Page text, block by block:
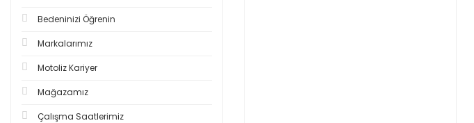
Bedeninizi Öğrenin
Markalarımız
Motoliz Kariyer
Mağazamız
Çalışma Saatlerimiz